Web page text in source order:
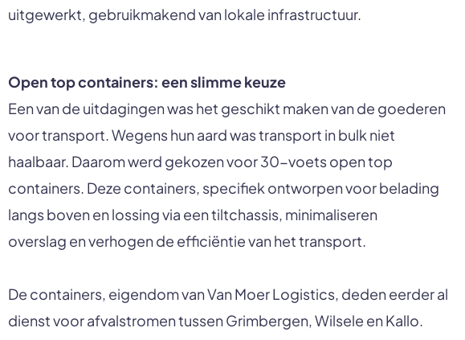
uitgewerkt, gebruikmakend van lokale infrastructuur.
Open top containers: een slimme keuze
Een van de uitdagingen was het geschikt maken van de goederen
voor transport. Wegens hun aard was transport in bulk niet
haalbaar. Daarom werd gekozen voor 30-voets open top
containers. Deze containers, specifiek ontworpen voor belading
langs boven en lossing via een tiltchassis, minimaliseren
overslag en verhogen de efficiëntie van het transport.
De containers, eigendom van Van Moer Logistics, deden eerder al
dienst voor afvalstromen tussen Grimbergen, Wilsele en Kallo.